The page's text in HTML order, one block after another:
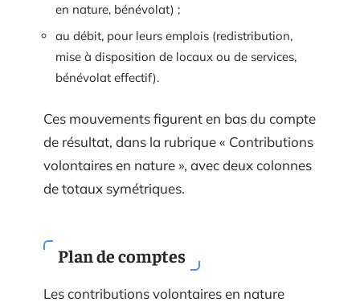
en nature, bénévolat) ;
au débit, pour leurs emplois (redistribution,
mise à disposition de locaux ou de services,
bénévolat effectif).
Ces mouvements figurent en bas du compte
de résultat, dans la rubrique « Contributions
volontaires en nature », avec deux colonnes
de totaux symétriques.
Plan de comptes
Les contributions volontaires en nature